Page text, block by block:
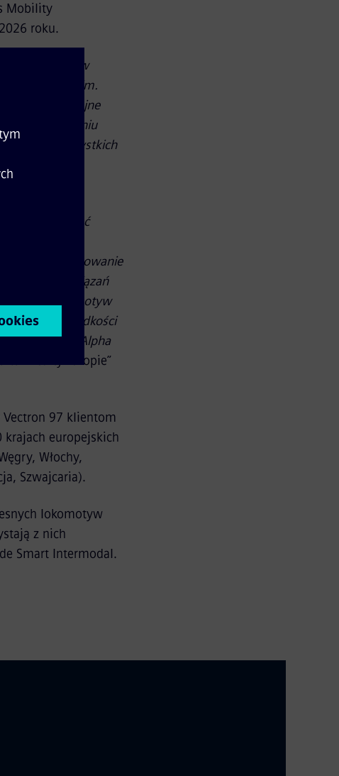
Mobility
roku.
lokomotyw
francuskim.
na wydajne
zamówieniu
na wszystkich
Trains.
i wspierać
zaangażowanie
rozwiązań
lokomotyw
mocy, prędkości
flotę Alpha
w całej
Europie”
97 klientom
europejskich
Włochy,
Szwajcaria).
lokomotyw
z nich
Smart Intermodal.